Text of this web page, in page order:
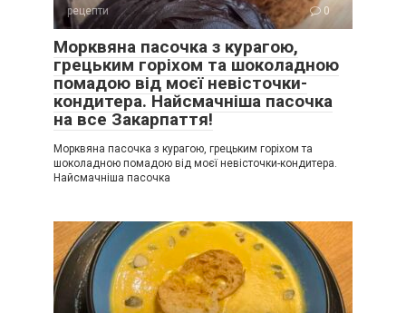
рецепти 0
Морквяна пасочка з курагою,
грецьким горіхом та шоколадною
помадою від моєї невісточки-
кондитера. Найсмачніша пасочка
на все Закарпаття!
Морквяна пасочка з курагою, грецьким горіхом та
шоколадною помадою від моєї невісточки-кондитера.
Найсмачніша пасочка